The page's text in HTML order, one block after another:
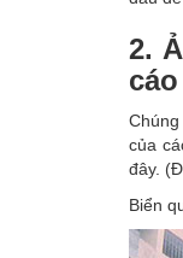
2.
của
đây.
Biển